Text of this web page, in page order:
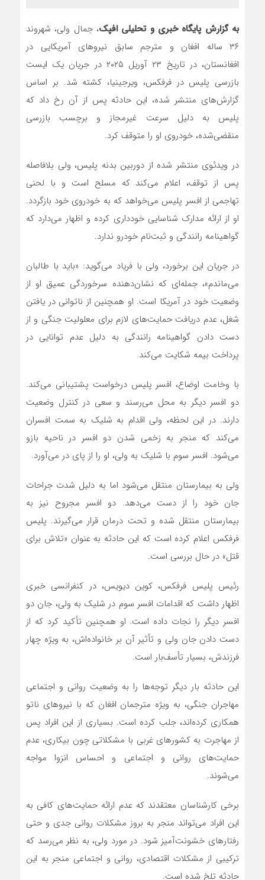
به گزارش پایگاه خبری و تحلیلی افپک، جمال ولی، شهروند
۳۶ ساله افغان و مترجم سابق نیروهای آمریکایی در
افغانستان، در تاریخ ۲۳ آوریل ۲۰۲۵ در جریان یک ایست
بازرسی پلیس در فرفکس، ویرجینیا، کشته شد. بر اساس
گزارش‌های منتشر شده، این حادثه پس از آن رخ داد که
پلیس به دلیل سرعت غیرمجاز و برچسب بازرسی
منقضی‌شده، خودروی او را متوقف کرد.
در ویدئوی منتشر شده از دوربین بدنه پلیس، ولی بلافاصله
پس از توقف، اعلام می‌کند که مسلح است و با لحنی
تهاجمی از افسر پلیس می‌خواهد که به خودروی خود بازگردد.
او از ارائه مدارک شناسایی خودداری کرده و اظهار می‌دارد که
گواهینامه رانندگی و ثبت‌نام خودرو ندارد.
در جریان این برخورد، ولی با فریاد می‌گوید: «باید با طالبان
می‌ماندم»، جمله‌ای که نشان‌دهنده سرخوردگی عمیق او از
وضعیت خود در آمریکا است. او همچنین از ناتوانی در یافتن
شغل، عدم دریافت حمایت‌های لازم برای معلولیت جنگی و از
دست دادن گواهینامه رانندگی به دلیل عدم توانایی در
پرداخت بیمه شکایت می‌کند.
با وخامت اوضاع، افسر پلیس درخواست پشتیبانی می‌کند.
دو افسر دیگر به محل می‌رسند و سعی در کنترل وضعیت
دارند. در این لحظه، ولی اقدام به شلیک به سمت افسران
می‌کند که منجر به زخمی شدن دو افسر در ناحیه بازو
می‌شود. افسر سوم با شلیک به ولی، او را از پای در می‌آورد.
ولی به بیمارستان منتقل می‌شود اما به دلیل شدت جراحات
جان خود را از دست می‌دهد. دو افسر مجروح نیز به
بیمارستان منتقل شده و تحت درمان قرار می‌گیرند. پلیس
فرفکس اعلام کرده است که این حادثه به عنوان «تلاش برای
قتل» در حال بررسی است.
رئیس پلیس فرفکس، کوین دیویس، در کنفرانسی خبری
اظهار داشت که اقدامات افسر سوم در شلیک به ولی، جان دو
افسر دیگر را نجات داده است. او همچنین تأکید کرد که از
دست دادن جان ولی و تأثیر آن بر خانواده‌اش، به ویژه چهار
فرزندش، بسیار تأسف‌بار است.
این حادثه بار دیگر توجه‌ها را به وضعیت روانی و اجتماعی
مهاجران جنگی، به ویژه مترجمان افغان که با نیروهای ناتو
همکاری کرده‌اند، جلب کرده است. بسیاری از این افراد پس
از مهاجرت به کشورهای غربی با مشکلاتی چون بیکاری، عدم
حمایت‌های روانی و اجتماعی و احساس انزوا مواجه
می‌شوند.
برخی کارشناسان معتقدند که عدم ارائه حمایت‌های کافی به
این افراد می‌تواند منجر به بروز مشکلات روانی جدی و حتی
رفتارهای خشونت‌آمیز شود. در مورد ولی، به نظر می‌رسد که
ترکیبی از مشکلات اقتصادی، روانی و اجتماعی منجر به این
حادثه تلخ شده است.